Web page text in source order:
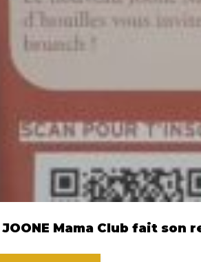
JOONE Mama Club fait son